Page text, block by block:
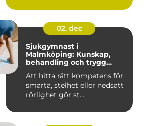
02. dec
Sjukgymnast i
Malmköping: Kunskap,
behandling och trygg
Att hitta rätt kompetens för
smärta, stelhet eller nedsatt
rörlighet gör st...